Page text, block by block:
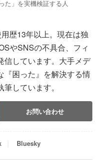
た」を実機検証する人
歴13年以上。現在は独
やSNSの不具合、フィ
信しています。大手メデ
『困った』を解決する情
しています。
お問い合わせ
Bluesky